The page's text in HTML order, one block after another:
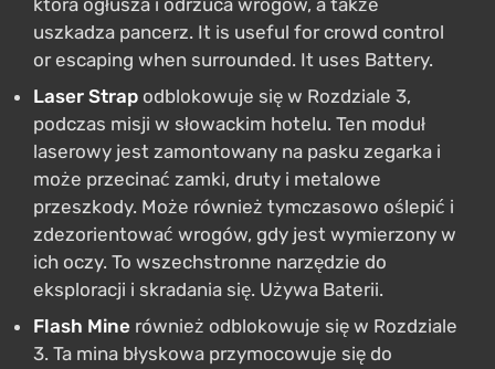
która ogłusza i odrzuca wrogów, a także
uszkadza pancerz. It is useful for crowd control
or escaping when surrounded. It uses Battery.
Laser Strap odblokowuje się w Rozdziale 3,
podczas misji w słowackim hotelu. Ten moduł
laserowy jest zamontowany na pasku zegarka i
może przecinać zamki, druty i metalowe
przeszkody. Może również tymczasowo oślepić i
zdezorientować wrogów, gdy jest wymierzony w
ich oczy. To wszechstronne narzędzie do
eksploracji i skradania się. Używa Baterii.
Flash Mine również odblokowuje się w Rozdziale
3. Ta mina błyskowa przymocowuje się do